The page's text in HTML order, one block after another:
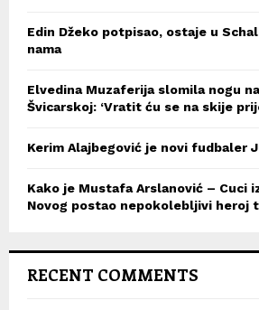
Edin Džeko potpisao, ostaje u
nama
Elvedina Muzaferija slomila nogu
Švicarskoj: ‘Vratit ću se na skije
Kerim Alajbegović je novi fudbaler
Kako je Mustafa Arslanović – Cuci
Novog postao nepokolebljivi heroj
RECENT COMMENTS